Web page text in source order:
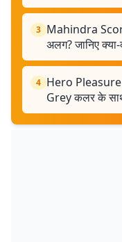
3 Mahindra
अलग? जानिए
4 Hero Pleasure
Grey कलर के